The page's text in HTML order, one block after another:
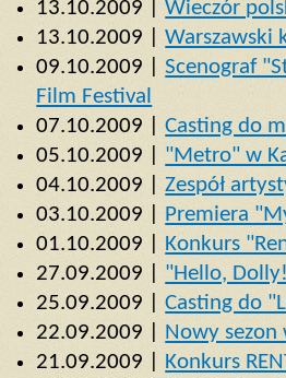
13.10.2009 |Wieczór
13.10.2009 |Warszawski
09.10.2009 |Scenograf
Film Festival
07.10.2009 |Casting do
05.10.2009 | "Metro" w
04.10.2009 |Zespół
03.10.2009 | Premiera
01.10.2009 | Konkurs
27.09.2009 | "Hello,
25.09.2009 |Casting do
22.09.2009 | Nowy sezon
21.09.2009 | Konkurs